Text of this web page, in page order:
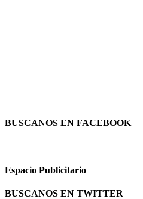
BUSCANOS EN FACEBOOK
Espacio Publicitario
BUSCANOS EN TWITTER